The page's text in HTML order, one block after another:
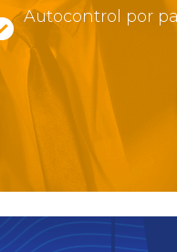
Autocontrol por